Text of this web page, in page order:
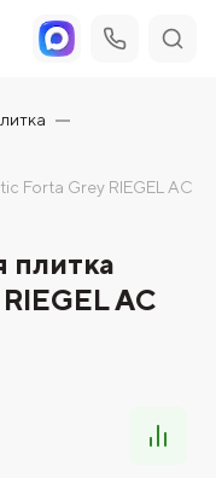
Forta Grey RIEGEL AС
плитка
AС